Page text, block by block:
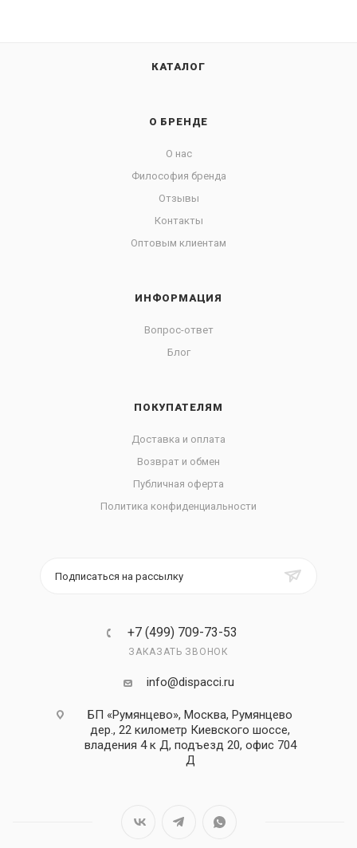
КАТАЛОГ
О БРЕНДЕ
О нас
Философия бренда
Отзывы
Контакты
Оптовым клиентам
ИНФОРМАЦИЯ
Вопрос-ответ
Блог
ПОКУПАТЕЛЯМ
Доставка и оплата
Возврат и обмен
Публичная оферта
Политика конфиденциальности
Подписаться на рассылку
+7 (499) 709-73-53
ЗАКАЗАТЬ ЗВОНОК
info@dispacci.ru
БП «Румянцево», Москва, Румянцево
дер., 22 километр Киевского шоссе,
владения 4 к Д, подъезд 20, офис 704
Д